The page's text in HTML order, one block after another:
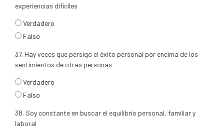
experiencias difíciles
respuesta36
Verdadero
Falso
37. Hay veces que persigo el éxito personal por encima de los
sentimientos de otras personas
respuesta37
Verdadero
Falso
38. Soy constante en buscar el equilibrio personal, familiar y
laboral